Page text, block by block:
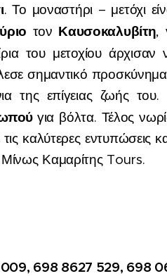
. Το μοναστήρι – μετόχι
τον Καυσοκαλυβίτη,
του μετοχίου άρχισαν
σημαντικό
της επίγειας ζωής
για βόλτα. Τέλος
καλύτερες εντυπώσεις
Μίνως Καμαρίτης Tours.
009, 698 8627 529, 698